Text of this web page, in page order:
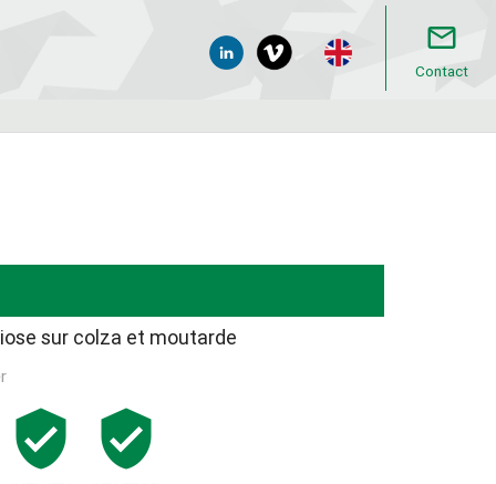
mail_outline
Contact
sur colza et moutarde
verified_user verified_user